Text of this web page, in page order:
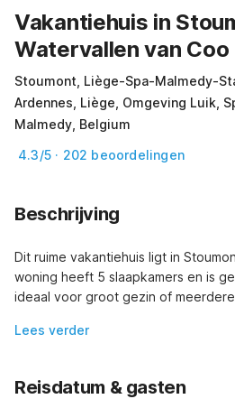
Vakantiehuis in
Watervallen van Coo
Stoumont, Liège-Spa-Malmedy-
Ardennes, Liège, Omgeving Luik,
Malmedy, Belgium
4.3/5 · 202 beoordelingen
Beschrijving
Dit ruime vakantiehuis ligt in
woning heeft 5 slaapkamers en is
ideaal voor groot gezin of
Lees verder
Reisdatum & gasten